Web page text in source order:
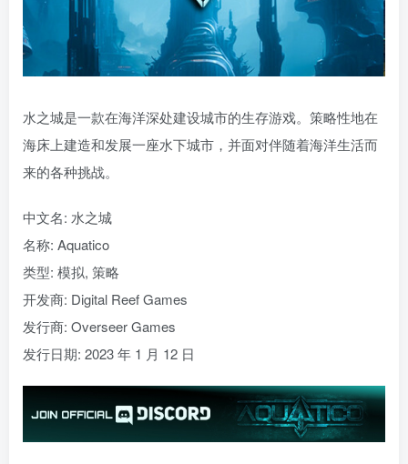
水之城是一款在海洋深处建设城市的生存游戏。策略性地在
海床上建造和发展一座水下城市，并面对伴随着海洋生活而
来的各种挑战。
中文名: 水之城
名称: Aquatico
类型: 模拟, 策略
开发商: Digital Reef Games
发行商: Overseer Games
发行日期: 2023 年 1 月 12 日